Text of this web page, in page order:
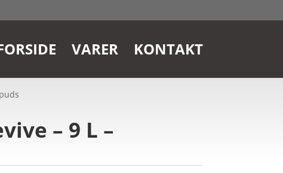
VARER KONTAKT
– 9 L –